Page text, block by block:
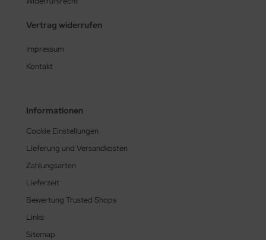
Vertrag widerrufen
Impressum
Kontakt
Informationen
Cookie Einstellungen
Lieferung und Versandkosten
Zahlungsarten
Lieferzeit
Bewertung Trusted Shops
Links
Sitemap